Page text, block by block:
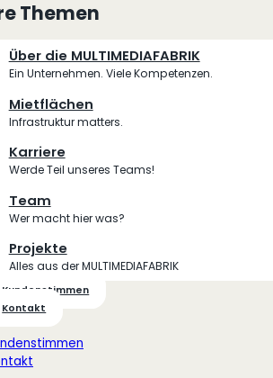
Themen
Über die MULTIMEDIAFABRIK
Ein Unternehmen. Viele Kompetenzen.
Mietflächen
Infrastruktur matters.
Karriere
Werde Teil unseres Teams!
Team
Wer macht hier was?
Projekte
Alles aus der MULTIMEDIAFABRIK
Kundenstimmen
Kontakt